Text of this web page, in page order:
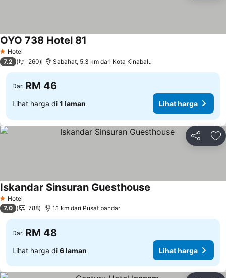
1 Bintang
Hotel
OYO 738 Hotel 81
7.2 260 Sabahat, 5.3 km dari Kota Kinabalu
Dari RM 46
Lihat harga di 1 laman Lihat harga
Kongsi
1 Bintang
Hotel
Iskandar Sinsuran Guesthouse
7.0 788 1.1 km dari Pusat bandar
Dari RM 48
Lihat harga di 6 laman Lihat harga